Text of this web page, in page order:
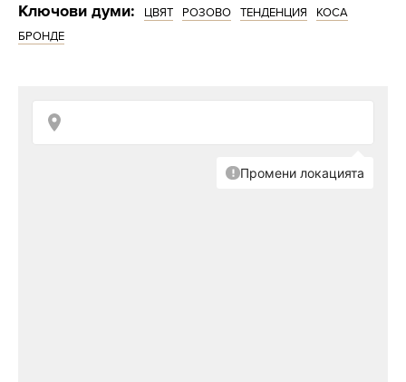
Ключови думи: ЦВЯТ РОЗОВО ТЕНДЕНЦИЯ
КОСА
БРОНДЕ